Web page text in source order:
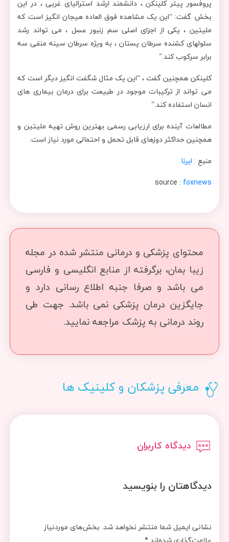
پروفسور پیتر کلینکن ، دانشمند ارشد استرالیای غربی ، در این
بخش گفت: “این یک مشاهده فوق العاده هیجان انگیز است که
ملیتین ، یکی از اجزای اصلی سم زنبور عسل ، می تواند رشد
سلولهای کشنده سرطان پستان ، به ویژه سرطان سینه منفی سه
برابر سرکوب کند.”
کلینکن همچنین گفت ، “این یک مثال شگفت انگیز دیگر است که
می تواند از ترکیبات موجود در طبیعت برای درمان بیماری های
انسان استفاده کند.”
مطالعات آینده برای ارزیابی رسمی بهترین روش تهیه ملیتین و
همچنین حداکثر دوزهای قابل تحمل و احتمالی مورد نیاز است.
منبع : ایرنا
source : foxnews
محتوای پزشکی و درمانی منتشر شده در مجله
زیبا بمان، برگرفته از منابع انگلیسی و فارسی
می باشد و صرفا جنبه اطلاع رسانی دارد و
جایگزین درمان پزشکی نمی باشد. جهت طی
روند درمانی به پزشک مراجعه نمایید.
معرفی پزشکان و کلینیک ها
دیدگاه کاربران
دیدگاهتان را بنویسید
نشانی ایمیل شما منتشر نخواهد شد. بخش‌های موردنیاز